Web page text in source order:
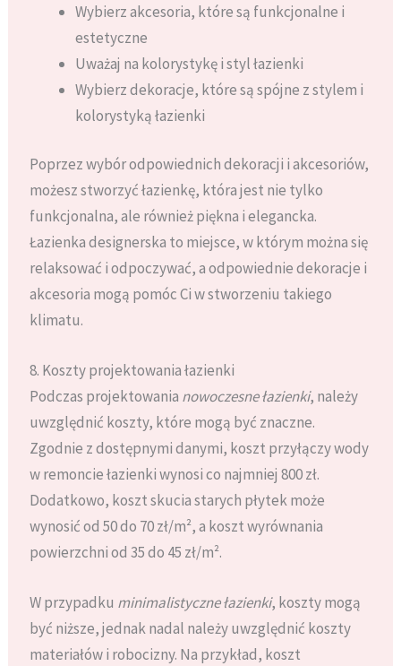
Wybierz akcesoria, które są funkcjonalne i
estetyczne
Uważaj na kolorystykę i styl łazienki
Wybierz dekoracje, które są spójne z stylem i
kolorystyką łazienki
Poprzez wybór odpowiednich dekoracji i akcesoriów,
możesz stworzyć łazienkę, która jest nie tylko
funkcjonalna, ale również piękna i elegancka.
Łazienka designerska to miejsce, w którym można się
relaksować i odpoczywać, a odpowiednie dekoracje i
akcesoria mogą pomóc Ci w stworzeniu takiego
klimatu.
8. Koszty projektowania łazienki
Podczas projektowania nowoczesne łazienki, należy
uwzględnić koszty, które mogą być znaczne.
Zgodnie z dostępnymi danymi, koszt przyłączy wody
w remoncie łazienki wynosi co najmniej 800 zł.
Dodatkowo, koszt skucia starych płytek może
wynosić od 50 do 70 zł/m², a koszt wyrównania
powierzchni od 35 do 45 zł/m².
W przypadku minimalistyczne łazienki, koszty mogą
być niższe, jednak nadal należy uwzględnić koszty
materiałów i robocizny. Na przykład, koszt